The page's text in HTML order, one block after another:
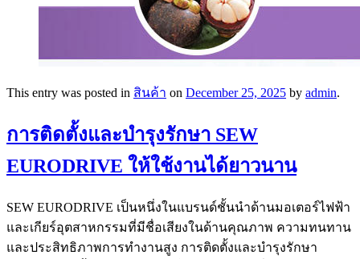
This entry was posted in สินค้า on December 25, 2025 by admin.
การติดตั้งและบำรุงรักษา SEW
EURODRIVE ให้ใช้งานได้ยาวนาน
SEW EURODRIVE เป็นหนึ่งในแบรนด์ชั้นนำด้านมอเตอร์ไฟฟ้า
และเกียร์อุตสาหกรรมที่มีชื่อเสียงในด้านคุณภาพ ความทนทาน
และประสิทธิภาพการทำงานสูง การติดตั้งและบำรุงรักษา